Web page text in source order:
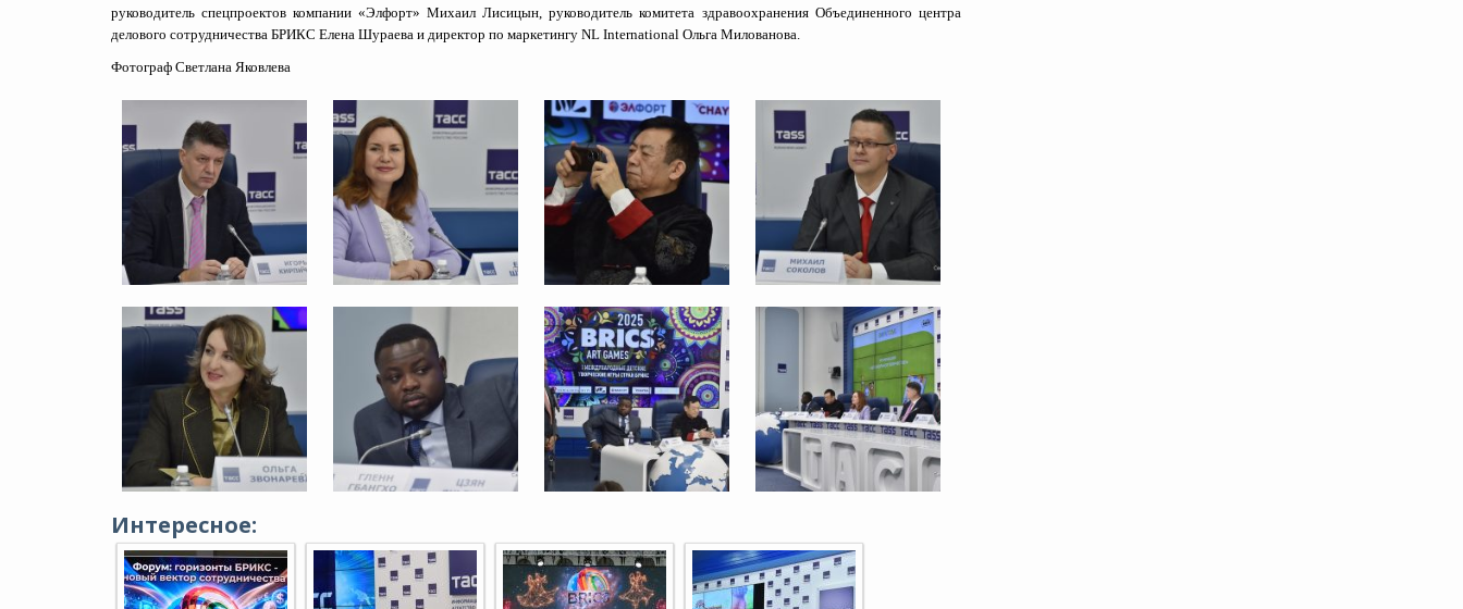
руководитель спецпроектов компании «Элфорт» Михаил Лисицын, руководитель комитета здравоохранения Объединенного центра
делового сотрудничества БРИКС Елена Шураева и директор по маркетингу NL International Ольга Милованова.
Фотограф Светлана Яковлева
Интересное: